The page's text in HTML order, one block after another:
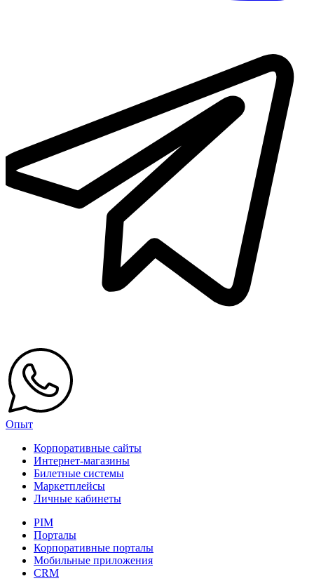
Опыт
Корпоративные сайты
Интернет-магазины
Билетные системы
Маркетплейсы
Личные кабинеты
PIM
Порталы
Корпоративные порталы
Мобильные приложения
CRM